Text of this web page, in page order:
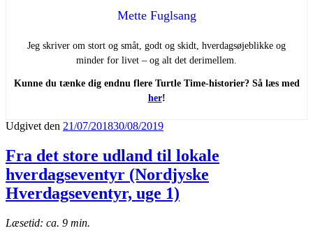
Mette Fuglsang
Jeg skriver om stort og småt, godt og skidt, hverdagsøjeblikke og
minder for livet – og alt det derimellem.
Kunne du tænke dig endnu flere Turtle Time-historier? Så læs med
her!
Udgivet den 21/07/201830/08/2019
Fra det store udland til lokale
hverdagseventyr (Nordjyske
Hverdagseventyr, uge 1)
Læsetid: ca. 9 min.